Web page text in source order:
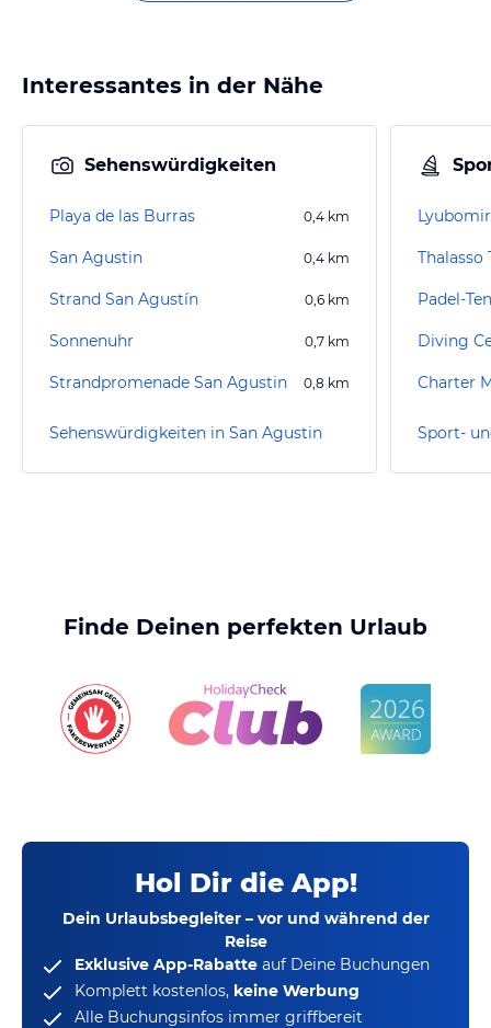
Interessantes in der Nähe
Sehenswürdigkeiten
Playa de las Burras 0,4 km
San Agustin 0,4 km
Strand San Agustín 0,6 km
Sonnenuhr 0,7 km
Strandpromenade San Agustin 0,8 km
Sehenswürdigkeiten in San Agustin
Thalasso
Charter
Finde Deinen perfekten Urlaub
Hol Dir die App!
Dein Urlaubsbegleiter – vor und während der
Reise
Exklusive App-Rabatte auf Deine Buchungen
Komplett kostenlos, keine Werbung
Alle Buchungsinfos immer griffbereit